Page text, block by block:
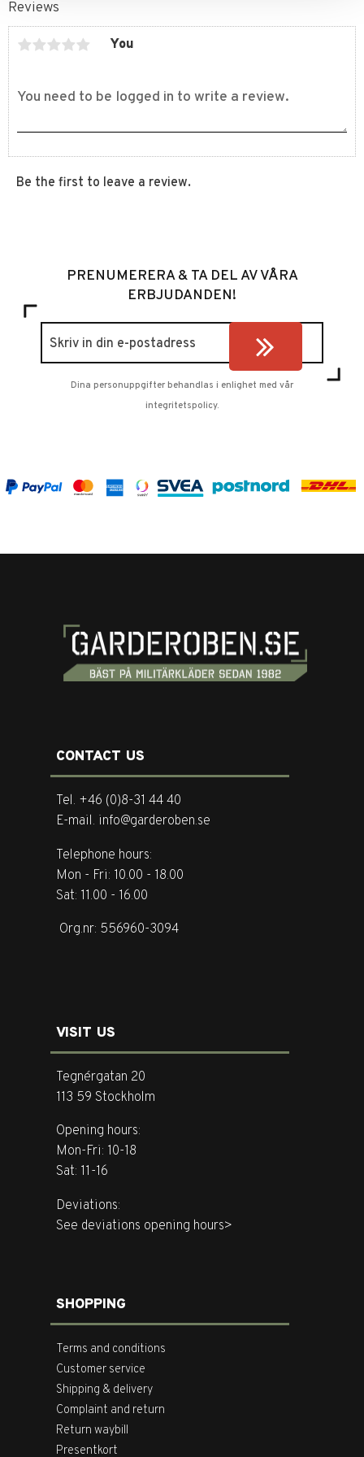
Reviews
You
Be the first to leave a review.
PRENUMERERA & TA DEL AV VÅRA
ERBJUDANDEN!
Dina personuppgifter behandlas i enlighet med vår
integritetspolicy.
CONTACT US
Tel. +46 (0)8-31 44 40
E-mail. info@garderoben.se
Telephone hours:
Mon - Fri: 10.00 - 18.00
Sat: 11.00 - 16.00
Org.nr: 556960-3094
VISIT US
Tegnérgatan 20
113 59 Stockholm
Opening hours:
Mon-Fri: 10-18
Sat: 11-16
Deviations:
See deviations opening hours>
SHOPPING
Terms and conditions
Customer service
Shipping & delivery
Complaint and return
Return waybill
Presentkort